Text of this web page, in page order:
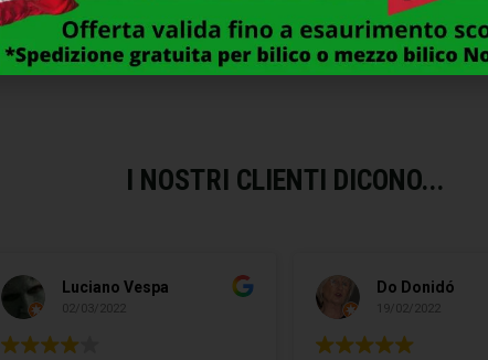
79,00
I NOSTRI CLIENTI DICONO...
Luciano Vespa
02/03/2022
Do Donidó
19/02/2022